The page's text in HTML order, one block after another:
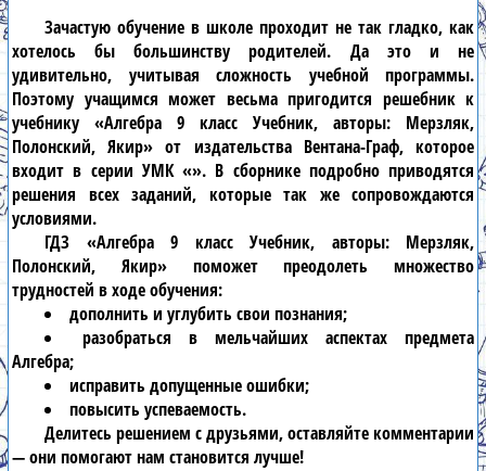
Зачастую обучение в школе проходит не так гладко, как
хотелось бы большинству родителей. Да это и не
удивительно, учитывая сложность учебной программы.
Поэтому учащимся может весьма пригодится решебник к
учебнику «Алгебра 9 класс Учебник, авторы: Мерзляк,
Полонский, Якир» от издательства Вентана-Граф, которое
входит в серии УМК «». В сборнике подробно приводятся
решения всех заданий, которые так же сопровождаются
условиями.
ГДЗ «Алгебра 9 класс Учебник, авторы: Мерзляк,
Полонский, Якир» поможет преодолеть множество
трудностей в ходе обучения:
дополнить и углубить свои познания;
разобраться в мельчайших аспектах предмета
Алгебра;
исправить допущенные ошибки;
повысить успеваемость.
Делитесь решением с друзьями, оставляйте комментарии
— они помогают нам становится лучше!